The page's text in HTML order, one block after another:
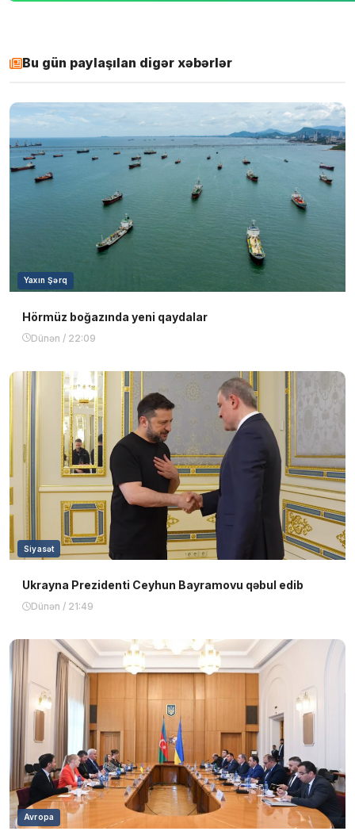
Bu gün paylaşılan digər xəbərlər
Yaxın Şərq
Hörmüz boğazında yeni qaydalar
Dünən / 22:09
Siyasət
Ukrayna Prezidenti Ceyhun Bayramovu qəbul edib
Dünən / 21:49
Avropa